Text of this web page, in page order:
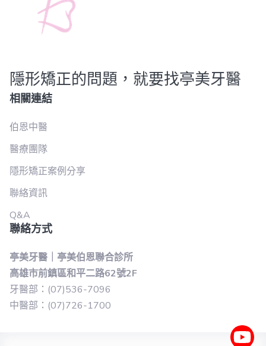
隱形矯正的問題，就要找亭美牙醫
相關連結
伯恩中醫
醫療團隊
隱形矯正案例分享
聯絡資訊
Q&A
聯絡方式
亭美牙醫｜亭美伯恩聯合診所
高雄市前鎮區和平二路62號2F
牙醫部：(07)536-7096
中醫部：(07)726-1700